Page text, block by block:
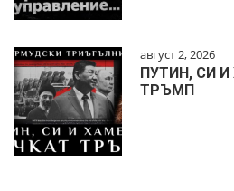
август 2, 2026
ПУТИН, СИ
ТРЪМП